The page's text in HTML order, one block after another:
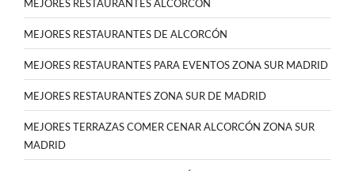
MEJORES RESTAURANTES ALCORCON
MEJORES RESTAURANTES DE ALCORCÓN
MEJORES RESTAURANTES PARA EVENTOS ZONA SUR MADRID
MEJORES RESTAURANTES ZONA SUR DE MADRID
MEJORES TERRAZAS COMER CENAR ALCORCÓN ZONA SUR
MADRID